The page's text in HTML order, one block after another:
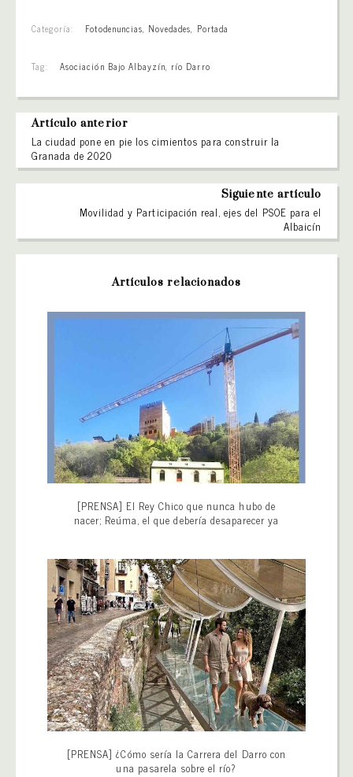
Categoría: Fotodenuncias, Novedades, Portada
Tag: Asociación Bajo Albayzín, río Darro
Artículo anterior
La ciudad pone en pie los cimientos para construir la
Granada de 2020
Siguiente artículo
Movilidad y Participación real, ejes del PSOE para el
Albaicín
Artículos relacionados
[PRENSA] El Rey Chico que nunca hubo de
nacer; Reúma, el que debería desaparecer ya
[PRENSA] ¿Cómo sería la Carrera del Darro con
una pasarela sobre el río?